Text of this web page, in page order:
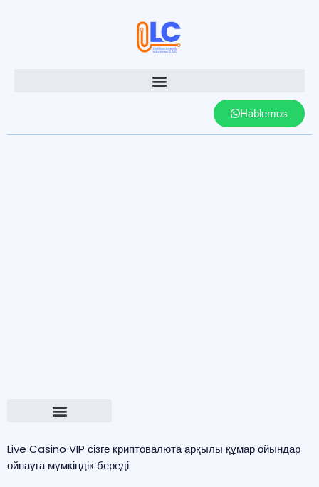
Hablemos
Live Casino VIP сізге криптовалюта арқылы құмар ойындар
ойнауға мүмкіндік береді.